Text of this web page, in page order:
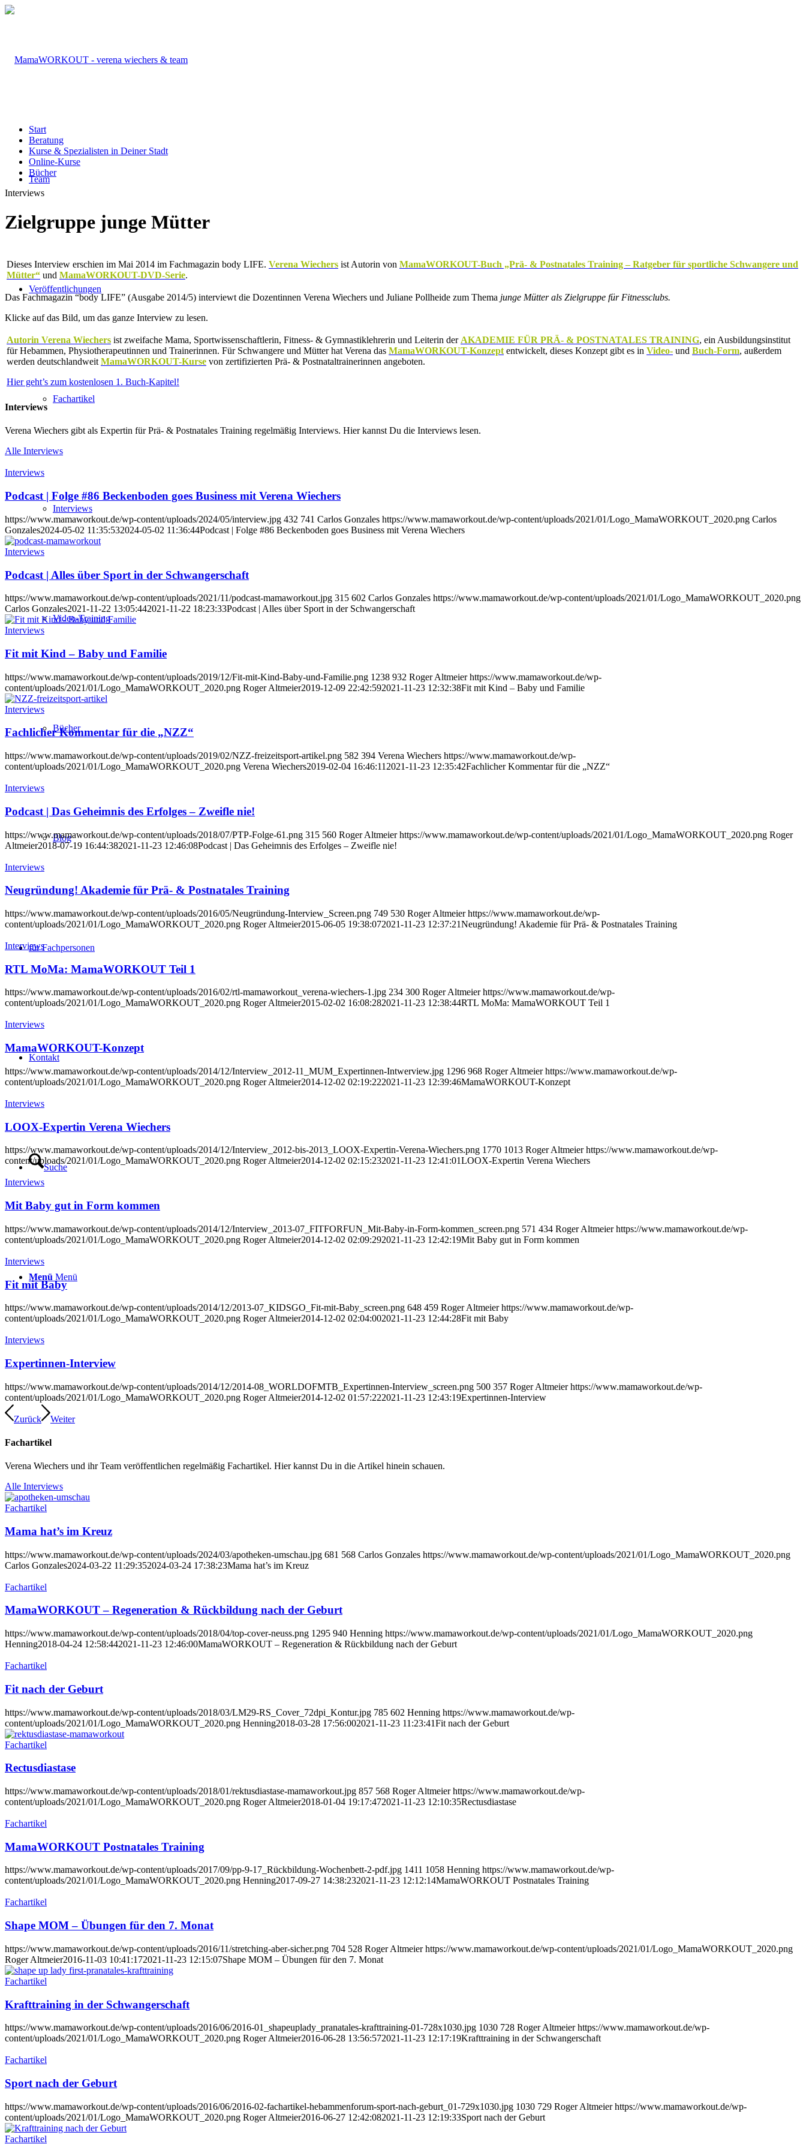
Team
Veröffentlichungen
Fachartikel
Interviews
Video-Training
Bücher
Blog
für Fachpersonen
Kontakt
Suche
Menü Menü
Start
Beratung
Kurse & Spezialisten in Deiner Stadt
Online-Kurse
Bücher
Interviews
Zielgruppe junge Mütter
Dieses Interview erschien im Mai 2014 im Fachmagazin body LIFE. Verena Wiechers ist Autorin von MamaWORKOUT-Buch „Prä- & Postnatales Training – Ratgeber für sportliche Schwangere und
Mütter“ und MamaWORKOUT-DVD-Serie.
Das Fachmagazin “body LIFE” (Ausgabe 2014/5) interviewt die Dozentinnen Verena Wiechers und Juliane Pollheide zum Thema junge Mütter als Zielgruppe für Fitnessclubs.
Klicke auf das Bild, um das ganze Interview zu lesen.
Autorin Verena Wiechers ist zweifache Mama, Sportwissenschaftlerin, Fitness- & Gymnastiklehrerin und Leiterin der AKADEMIE FÜR PRÄ- & POSTNATALES TRAINING, ein Ausbildungsinstitut
für Hebammen, Physiotherapeutinnen und Trainerinnen. Für Schwangere und Mütter hat Verena das MamaWORKOUT-Konzept entwickelt, dieses Konzept gibt es in Video- und Buch-Form, außerdem
werden deutschlandweit MamaWORKOUT-Kurse von zertifizierten Prä- & Postnataltrainerinnen angeboten.
Hier geht’s zum kostenlosen 1. Buch-Kapitel!
Interviews
Verena Wiechers gibt als Expertin für Prä- & Postnatales Training regelmäßig Interviews. Hier kannst Du die Interviews lesen.
Alle Interviews
Interviews
Podcast | Folge #86 Beckenboden goes Business mit Verena Wiechers
https://www.mamaworkout.de/wp-content/uploads/2024/05/interview.jpg 432 741 Carlos Gonzales https://www.mamaworkout.de/wp-content/uploads/2021/01/Logo_MamaWORKOUT_2020.png Carlos
Gonzales2024-05-02 11:35:532024-05-02 11:36:44Podcast | Folge #86 Beckenboden goes Business mit Verena Wiechers
Interviews
Podcast | Alles über Sport in der Schwangerschaft
https://www.mamaworkout.de/wp-content/uploads/2021/11/podcast-mamaworkout.jpg 315 602 Carlos Gonzales https://www.mamaworkout.de/wp-content/uploads/2021/01/Logo_MamaWORKOUT_2020.png
Carlos Gonzales2021-11-22 13:05:442021-11-22 18:23:33Podcast | Alles über Sport in der Schwangerschaft
Interviews
Fit mit Kind – Baby und Familie
https://www.mamaworkout.de/wp-content/uploads/2019/12/Fit-mit-Kind-Baby-und-Familie.png 1238 932 Roger Altmeier https://www.mamaworkout.de/wp-
content/uploads/2021/01/Logo_MamaWORKOUT_2020.png Roger Altmeier2019-12-09 22:42:592021-11-23 12:32:38Fit mit Kind – Baby und Familie
Interviews
Fachlicher Kommentar für die „NZZ“
https://www.mamaworkout.de/wp-content/uploads/2019/02/NZZ-freizeitsport-artikel.png 582 394 Verena Wiechers https://www.mamaworkout.de/wp-
content/uploads/2021/01/Logo_MamaWORKOUT_2020.png Verena Wiechers2019-02-04 16:46:11 2021-11-23 12:35:42Fachlicher Kommentar für die „NZZ“
Interviews
Podcast | Das Geheimnis des Erfolges – Zweifle nie!
https://www.mamaworkout.de/wp-content/uploads/2018/07/PTP-Folge-61.png 315 560 Roger Altmeier https://www.mamaworkout.de/wp-content/uploads/2021/01/Logo_MamaWORKOUT_2020.png Roger
Altmeier2018-07-19 16:44:382021-11-23 12:46:08Podcast | Das Geheimnis des Erfolges – Zweifle nie!
Interviews
Neugründung! Akademie für Prä- & Postnatales Training
https://www.mamaworkout.de/wp-content/uploads/2016/05/Neugründung-Interview_Screen.png 749 530 Roger Altmeier https://www.mamaworkout.de/wp-
content/uploads/2021/01/Logo_MamaWORKOUT_2020.png Roger Altmeier2015-06-05 19:38:072021-11-23 12:37:21Neugründung! Akademie für Prä- & Postnatales Training
Interviews
RTL MoMa: MamaWORKOUT Teil 1
https://www.mamaworkout.de/wp-content/uploads/2016/02/rtl-mamaworkout_verena-wiechers-1.jpg 234 300 Roger Altmeier https://www.mamaworkout.de/wp-
content/uploads/2021/01/Logo_MamaWORKOUT_2020.png Roger Altmeier2015-02-02 16:08:282021-11-23 12:38:44RTL MoMa: MamaWORKOUT Teil 1
Interviews
MamaWORKOUT-Konzept
https://www.mamaworkout.de/wp-content/uploads/2014/12/Interview_2012-11_MUM_Expertinnen-Intwerview.jpg 1296 968 Roger Altmeier https://www.mamaworkout.de/wp-
content/uploads/2021/01/Logo_MamaWORKOUT_2020.png Roger Altmeier2014-12-02 02:19:222021-11-23 12:39:46MamaWORKOUT-Konzept
Interviews
LOOX-Expertin Verena Wiechers
https://www.mamaworkout.de/wp-content/uploads/2014/12/Interview_2012-bis-2013_LOOX-Expertin-Verena-Wiechers.png 1770 1013 Roger Altmeier https://www.mamaworkout.de/wp-
content/uploads/2021/01/Logo_MamaWORKOUT_2020.png Roger Altmeier2014-12-02 02:15:232021-11-23 12:41:01LOOX-Expertin Verena Wiechers
Interviews
Mit Baby gut in Form kommen
https://www.mamaworkout.de/wp-content/uploads/2014/12/Interview_2013-07_FITFORFUN_Mit-Baby-in-Form-kommen_screen.png 571 434 Roger Altmeier https://www.mamaworkout.de/wp-
content/uploads/2021/01/Logo_MamaWORKOUT_2020.png Roger Altmeier2014-12-02 02:09:292021-11-23 12:42:19Mit Baby gut in Form kommen
Interviews
Fit mit Baby
https://www.mamaworkout.de/wp-content/uploads/2014/12/2013-07_KIDSGO_Fit-mit-Baby_screen.png 648 459 Roger Altmeier https://www.mamaworkout.de/wp-
content/uploads/2021/01/Logo_MamaWORKOUT_2020.png Roger Altmeier2014-12-02 02:04:002021-11-23 12:44:28Fit mit Baby
Interviews
Expertinnen-Interview
https://www.mamaworkout.de/wp-content/uploads/2014/12/2014-08_WORLDOFMTB_Expertinnen-Interview_screen.png 500 357 Roger Altmeier https://www.mamaworkout.de/wp-
content/uploads/2021/01/Logo_MamaWORKOUT_2020.png Roger Altmeier2014-12-02 01:57:222021-11-23 12:43:19Expertinnen-Interview
Zurück Weiter
Fachartikel
Verena Wiechers und ihr Team veröffentlichen regelmäßig Fachartikel. Hier kannst Du in die Artikel hinein schauen.
Alle Interviews
Fachartikel
Mama hat’s im Kreuz
https://www.mamaworkout.de/wp-content/uploads/2024/03/apotheken-umschau.jpg 681 568 Carlos Gonzales https://www.mamaworkout.de/wp-content/uploads/2021/01/Logo_MamaWORKOUT_2020.png
Carlos Gonzales2024-03-22 11:29:352024-03-24 17:38:23Mama hat’s im Kreuz
Fachartikel
MamaWORKOUT – Regeneration & Rückbildung nach der Geburt
https://www.mamaworkout.de/wp-content/uploads/2018/04/top-cover-neuss.png 1295 940 Henning https://www.mamaworkout.de/wp-content/uploads/2021/01/Logo_MamaWORKOUT_2020.png
Henning2018-04-24 12:58:442021-11-23 12:46:00MamaWORKOUT – Regeneration & Rückbildung nach der Geburt
Fachartikel
Fit nach der Geburt
https://www.mamaworkout.de/wp-content/uploads/2018/03/LM29-RS_Cover_72dpi_Kontur.jpg 785 602 Henning https://www.mamaworkout.de/wp-
content/uploads/2021/01/Logo_MamaWORKOUT_2020.png Henning2018-03-28 17:56:002021-11-23 11:23:41Fit nach der Geburt
Fachartikel
Rectusdiastase
https://www.mamaworkout.de/wp-content/uploads/2018/01/rektusdiastase-mamaworkout.jpg 857 568 Roger Altmeier https://www.mamaworkout.de/wp-
content/uploads/2021/01/Logo_MamaWORKOUT_2020.png Roger Altmeier2018-01-04 19:17:472021-11-23 12:10:35Rectusdiastase
Fachartikel
MamaWORKOUT Postnatales Training
https://www.mamaworkout.de/wp-content/uploads/2017/09/pp-9-17_Rückbildung-Wochenbett-2-pdf.jpg 1411 1058 Henning https://www.mamaworkout.de/wp-
content/uploads/2021/01/Logo_MamaWORKOUT_2020.png Henning2017-09-27 14:38:232021-11-23 12:12:14MamaWORKOUT Postnatales Training
Fachartikel
Shape MOM – Übungen für den 7. Monat
https://www.mamaworkout.de/wp-content/uploads/2016/11/stretching-aber-sicher.png 704 528 Roger Altmeier https://www.mamaworkout.de/wp-content/uploads/2021/01/Logo_MamaWORKOUT_2020.png
Roger Altmeier2016-11-03 10:41:172021-11-23 12:15:07Shape MOM – Übungen für den 7. Monat
Fachartikel
Krafttraining in der Schwangerschaft
https://www.mamaworkout.de/wp-content/uploads/2016/06/2016-01_shapeuplady_pranatales-krafttraining-01-728x1030.jpg 1030 728 Roger Altmeier https://www.mamaworkout.de/wp-
content/uploads/2021/01/Logo_MamaWORKOUT_2020.png Roger Altmeier2016-06-28 13:56:572021-11-23 12:17:19Krafttraining in der Schwangerschaft
Fachartikel
Sport nach der Geburt
https://www.mamaworkout.de/wp-content/uploads/2016/06/2016-02-fachartikel-hebammenforum-sport-nach-geburt_01-729x1030.jpg 1030 729 Roger Altmeier https://www.mamaworkout.de/wp-
content/uploads/2021/01/Logo_MamaWORKOUT_2020.png Roger Altmeier2016-06-27 12:42:082021-11-23 12:19:33Sport nach der Geburt
Fachartikel